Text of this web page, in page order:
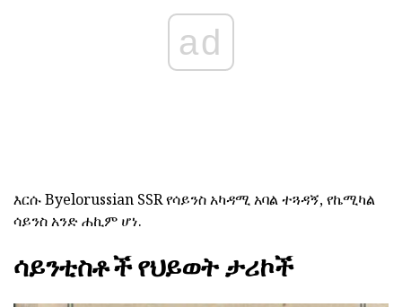
ad
እርሱ Byelorussian SSR የሳይንስ አካዳሚ አባል ተጓዳኝ, የኬሚካል
ሳይንስ አንድ ሐኪም ሆነ.
ሳይንቲስቶች የህይወት ታሪኮች